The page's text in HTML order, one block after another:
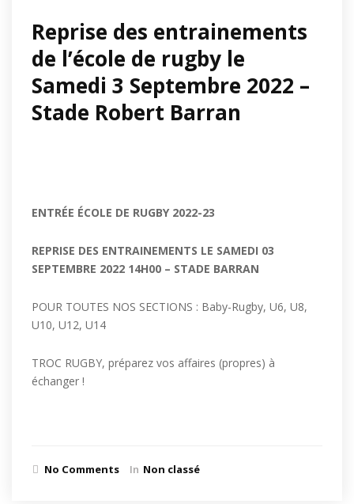
Reprise des entrainements
de l’école de rugby le
Samedi 3 Septembre 2022 –
Stade Robert Barran
ENTRÉE ÉCOLE DE RUGBY 2022-23
REPRISE DES ENTRAINEMENTS LE SAMEDI 03
SEPTEMBRE 2022 14H00 – STADE BARRAN
POUR TOUTES NOS SECTIONS : Baby-Rugby, U6, U8,
U10, U12, U14
TROC RUGBY, préparez vos affaires (propres) à
échanger !
No Comments In Non classé